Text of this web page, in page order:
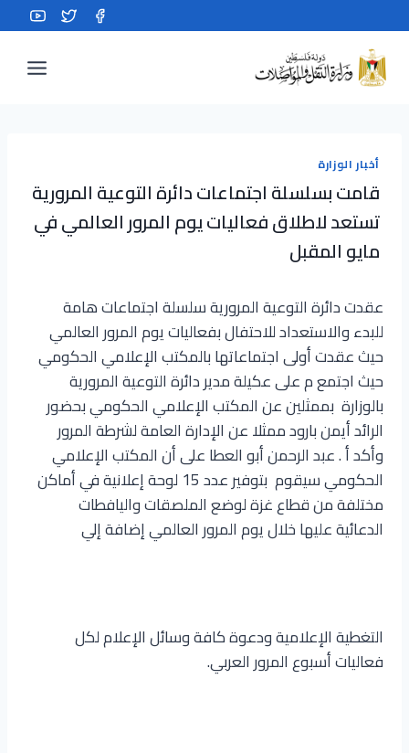
to
content
أخبار الوزارة
قامت بسلسلة اجتماعات دائرة التوعية المرورية
تستعد لاطلاق فعاليات يوم المرور العالمي في
مايو المقبل
عقدت دائرة التوعية المرورية سلسلة اجتماعات هامة
للبدء والاستعداد للاحتفال بفعاليات يوم المرور العالمي
حيث عقدت أولى اجتماعاتها بالمكتب الإعلامي الحكومي
حيث اجتمع م على عكيلة مدير دائرة التوعية المرورية
بالوزارة بممثلين عن المكتب الإعلامي الحكومي بحضور
الرائد أيمن بارود ممثلا عن الإدارة العامة لشرطة المرور
وأكد أ . عبد الرحمن أبو العطا على أن المكتب الإعلامي
الحكومي سيقوم بتوفير عدد 15 لوحة إعلانية في أماكن
مختلفة من قطاع غزة لوضع الملصقات واليافطات
الدعائية عليها خلال يوم المرور العالمي إضافة إلي
التغطية الإعلامية ودعوة كافة وسائل الإعلام لكل
فعاليات أسبوع المرور العربي.